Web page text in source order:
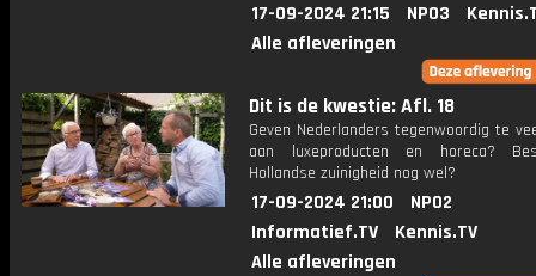
17-09-2024 21:15 NPO3
Alle afleveringen
Dit is de kwestie: Afl. 18
Geven Nederlanders tegenwoordig te
aan luxeproducten en horeca?
Hollandse zuinigheid nog wel?
17-09-2024 21:00
NPO2
Informatief.TV
Kennis.TV
Alle afleveringen